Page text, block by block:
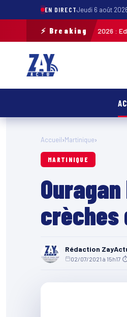
EN DIRECTJeudi 6 août
⚡ Breaking
de Guadeloupe 2026 : Edwin
Accueil›Martinique›
MARTINIQUE
crèches
Rédaction
02/07/2021 à 15h17 ⏱